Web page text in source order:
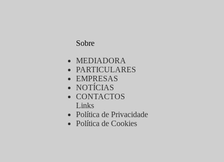
Sobre
MEDIADORA
PARTICULARES
EMPRESAS
NOTÍCIAS
CONTACTOS
Links
Política de Privacidade
Política de Cookies